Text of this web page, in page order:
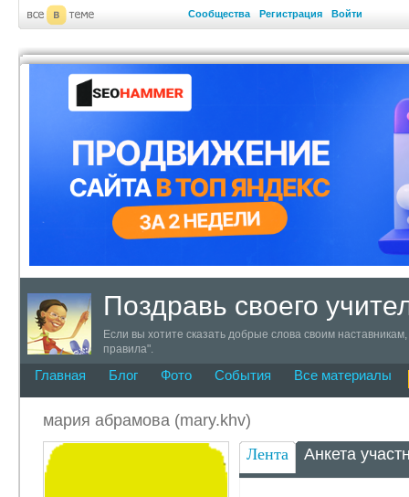
Сообщества Регистрация Войти
Поздравь своего
Если вы хотите сказать добрые слова своим
правила".
Главная Блог Фото События Все материалы
мария абрамова (mary.khv)
Лента
Анкета